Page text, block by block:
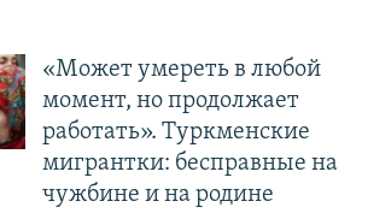
«Может умереть в любой
момент, но продолжает
работать». Туркменские
мигрантки: бесправные на
чужбине и на родине